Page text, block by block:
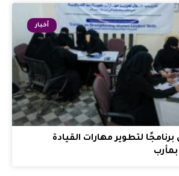
أخبار
برنامجًا لتطوير مهارات القيادة